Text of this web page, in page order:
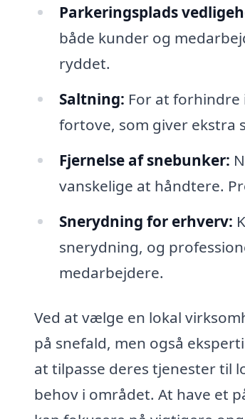
Parkeringsplads
både kunder og
ryddet.
Saltning: For at forhindre
fortove, som giver ekstra
Fjernelse af snebunker:
vanskelige at håndtere.
Snerydning for erhverv:
snerydning, og
medarbejdere.
Ved at vælge en lokal
på snefald, men også
at tilpasse deres tjenester til
behov i området. At have et